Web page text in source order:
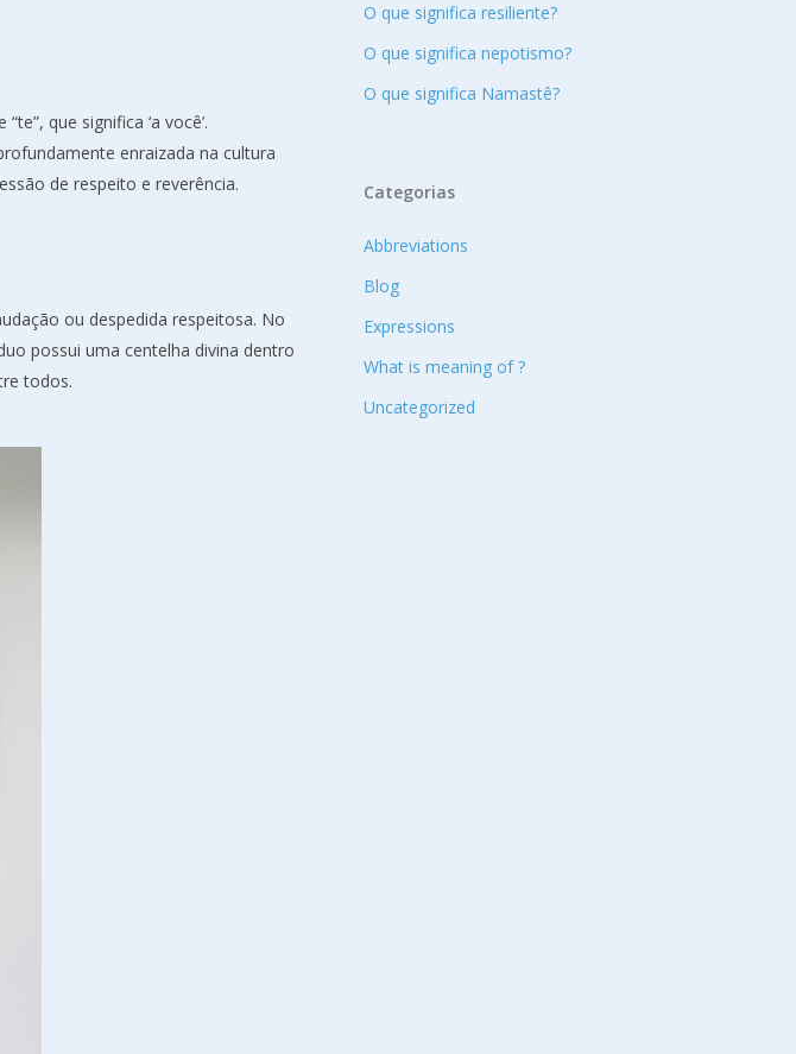
que significa ‘a você’.
enraizada na cultura
de respeito e reverência.
ou despedida respeitosa. No
possui uma centelha divina dentro
todos.
O que significa resiliente?
O que significa nepotismo?
O que significa Namastê?
Categorias
Abbreviations
Blog
Expressions
What is meaning of ?
Uncategorized